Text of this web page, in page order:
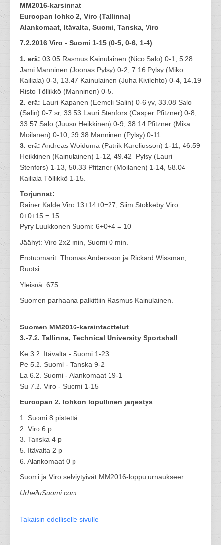
MM2016-karsinnat
Euroopan lohko 2, Viro (Tallinna)
Alankomaat, Itävalta, Suomi, Tanska, Viro
7.2.2016 Viro - Suomi 1-15 (0-5, 0-6, 1-4)
1. erä: 03.05 Rasmus Kainulainen (Nico Salo) 0-1, 5.28
Jami Manninen (Joonas Pylsy) 0-2, 7.16 Pylsy (Miko
Kailiala) 0-3, 13.47 Kainulainen (Juha Kivilehto) 0-4, 14.19
Risto Töllikkö (Manninen) 0-5.
2. erä: Lauri Kapanen (Eemeli Salin) 0-6 yv, 33.08 Salo
(Salin) 0-7 sr, 33.53 Lauri Stenfors (Casper Pfitzner) 0-8,
33.57 Salo (Juuso Heikkinen) 0-9, 38.14 Pfitzner (Mika
Moilanen) 0-10, 39.38 Manninen (Pylsy) 0-11.
3. erä: Andreas Woiduma (Patrik Kareliusson) 1-11, 46.59
Heikkinen (Kainulainen) 1-12, 49.42 Pylsy (Lauri
Stenfors) 1-13, 50.33 Pfitzner (Moilanen) 1-14, 58.04
Kailiala Töllikkö 1-15.
Torjunnat:
Rainer Kalde Viro 13+14+0=27, Siim Stokkeby Viro:
0+0+15 = 15
Pyry Luukkonen Suomi: 6+0+4 = 10
Jäähyt: Viro 2x2 min, Suomi 0 min.
Erotuomarit: Thomas Andersson ja Rickard Wissman,
Ruotsi.
Yleisöä: 675.
Suomen parhaana palkittiin Rasmus Kainulainen.
Suomen MM2016-karsintaottelut
3.-7.2. Tallinna, Technical University Sportshall
Ke 3.2. Itävalta - Suomi 1-23
Pe 5.2. Suomi - Tanska 9-2
La 6.2. Suomi - Alankomaat 19-1
Su 7.2. Viro - Suomi 1-15
Euroopan 2. lohkon lopullinen järjestys:
1. Suomi 8 pistettä
2. Viro 6 p
3. Tanska 4 p
5. Itävalta 2 p
6. Alankomaat 0 p
Suomi ja Viro selviytyivät MM2016-lopputurnaukseen.
UrheiluSuomi.com
Takaisin edelliselle sivulle